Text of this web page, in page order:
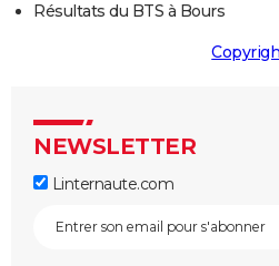
Résultats du BTS à Bours
NEWSLETTER
Linternaute.com